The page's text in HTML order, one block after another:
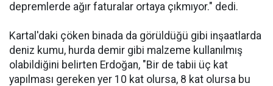
depremlerde ağır faturalar ortaya çıkmıyor." dedi.
Kartal'daki çöken binada da görüldüğü gibi inşaatlarda
deniz kumu, hurda demir gibi malzeme kullanılmış
olabildiğini belirten Erdoğan, "Bir de tabii üç kat
yapılması gereken yer 10 kat olursa, 8 kat olursa bu